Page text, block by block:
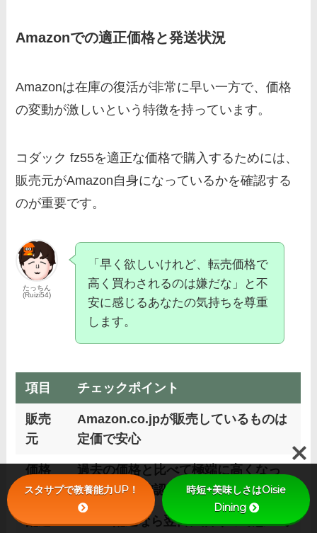
Amazonでの適正価格と発送状況
Amazonは在庫の復活が非常に早い一方で、価格
の変動が激しいという特徴を持っています。
コダック fz55を適正な価格で購入するためには、
販売元がAmazon自身になっているかを確認する
のが重要です。
たっちん
(Ruizi54)
「早く欲しいけれど、転売価格で
高く買わされるのは嫌だな」と不
安に感じるあなたの気持ちを尊重
します。
項目 チェックポイント
販売
元
Amazon.co.jpが販売しているものは
定価で安心
価格
推移
過去の価格と比べて極端に高くなっ
ていないか確認
配送 Prime配送なら翌日に届くので急いで
スタサプで教養能力UP！
時短+美味しさはOisie
Dining